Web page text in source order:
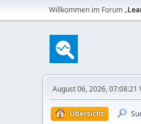
Willkommen im Forum „
August 06, 2026, 07:08:21
Übersicht